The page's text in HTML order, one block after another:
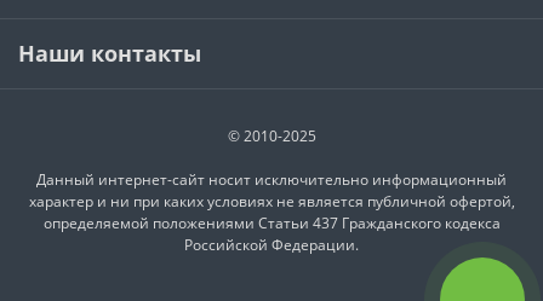
Наши контакты
© 2010-2025
Данный интернет-сайт носит исключительно информационный
характер и ни при каких условиях не является публичной офертой,
определяемой положениями Статьи 437 Гражданского кодекса
Российской Федерации.